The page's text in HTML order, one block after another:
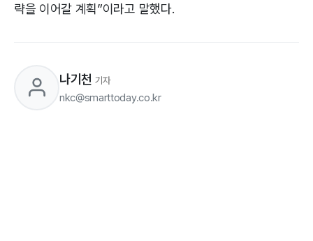
략을 이어갈 계획”이라고 말했다.
나기천 기자
nkc@smarttoday.co.kr